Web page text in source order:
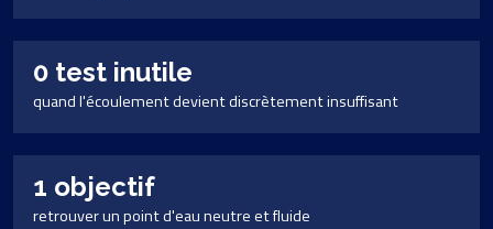
0 test inutile
quand l'écoulement devient discrètement insuffisant
1 objectif
retrouver un point d'eau neutre et fluide